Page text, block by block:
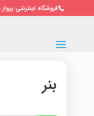
فروشگاه اینترنتی پرواز 09128501125 / 02122691010
بنر